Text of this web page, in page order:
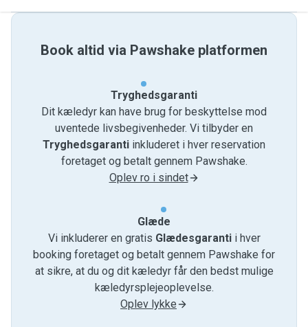
Book altid via Pawshake platformen
Tryghedsgaranti
Dit kæledyr kan have brug for beskyttelse mod
uventede livsbegivenheder. Vi tilbyder en
Tryghedsgaranti inkluderet i hver reservation
foretaget og betalt gennem Pawshake.
Oplev ro i sindet
Glæde
Vi inkluderer en gratis Glædesgarantii hver
booking foretaget og betalt gennem Pawshake for
at sikre, at du og dit kæledyr får den bedst mulige
kæledyrsplejeoplevelse.
Oplev lykke